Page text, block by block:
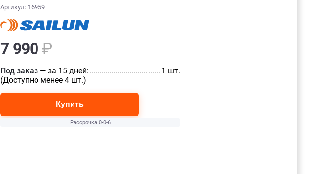
Артикул: 16959
7 990₽
Под заказ — за 15 дней: .................................................................
1 шт.
(Доступно менее 4 шт.)
Купить
Рассрочка 0-0-6